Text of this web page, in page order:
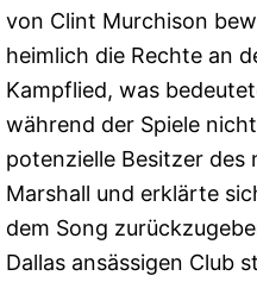
von Clint Murchison
heimlich die Rechte an
Kampflied, was
während der Spiele
potenzielle Besitzer des
Marshall und erklärte
dem Song
Dallas ansässigen Club